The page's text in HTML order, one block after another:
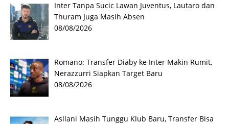
Inter Tanpa Sucic Lawan Juventus, Lautaro dan
Thuram Juga Masih Absen
08/08/2026
Romano: Transfer Diaby ke Inter Makin Rumit,
Nerazzurri Siapkan Target Baru
08/08/2026
Asllani Masih Tunggu Klub Baru, Transfer Bisa